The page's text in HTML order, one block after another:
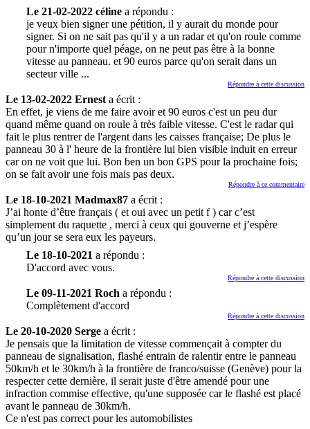
Le 21-02-2022 céline a répondu :
je veux bien signer une pétition, il y aurait du monde pour
signer. Si on ne sait pas qu'il y a un radar et qu'on roule comme
pour n'importe quel péage, on ne peut pas être à la bonne
vitesse au panneau. et 90 euros parce qu'on serait dans un
secteur ville ...
Répondre à cette discussion
Le 13-02-2022 Ernest a écrit :
En effet, je viens de me faire avoir et 90 euros c'est un peu dur
quand même quand on roule à très faible vitesse. C'est le radar qui
fait le plus rentrer de l'argent dans les caisses française; De plus le
panneau 30 à l' heure de la frontière lui bien visible induit en erreur
car on ne voit que lui. Bon ben un bon GPS pour la prochaine fois;
on se fait avoir une fois mais pas deux.
Répondre à ce commentaire
Le 18-10-2021 Madmax87 a écrit :
J’ai honte d’être français ( et oui avec un petit f ) car c’est
simplement du raquette , merci à ceux qui gouverne et j’espère
qu’un jour se sera eux les payeurs.
Le 18-10-2021 a répondu :
D'accord avec vous.
Répondre à cette discussion
Le 09-11-2021 Roch a répondu :
Complètement d'accord
Répondre à cette discussion
Le 20-10-2020 Serge a écrit :
Je pensais que la limitation de vitesse commençait à compter du
panneau de signalisation, flashé entrain de ralentir entre le panneau
50km/h et le 30km/h à la frontière de franco/suisse (Genève) pour la
respecter cette dernière, il serait juste d'être amendé pour une
infraction commise effective, qu'une supposée car le flashé est placé
avant le panneau de 30km/h.
Ce n'est pas correct pour les automobilistes